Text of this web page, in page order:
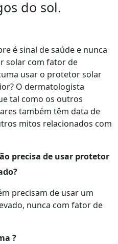
do sol.
é sinal de saúde e nunca
solar com fator de
usar o protetor solar
O dermatologista
tal como os outros
também têm data de
mitos relacionados com
precisa de usar protetor
precisam de usar um
nunca com fator de
?